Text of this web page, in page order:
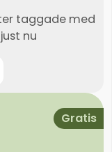
taggade med
just nu
Gratis